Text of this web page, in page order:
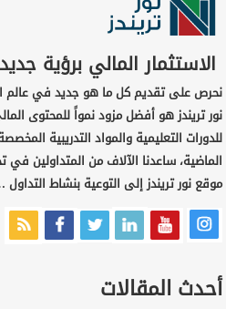
الاستثمار المالي برؤية
نحرص على تقديم كل ما هو جديد في عالم
نور تريندز هو أفضل مزود نمواً للمحتوى
للدورات التعليمية والمواد التدريبية
الماضية، ساعدنا الآلاف من المتداولين
موقع نور تريندز إلى التوعية بنشاط
أحدث المقالات